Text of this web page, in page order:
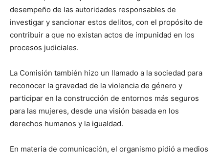
desempeño de las autoridades responsables de
investigar y sancionar estos delitos, con el propósito de
contribuir a que no existan actos de impunidad en los
procesos judiciales.
La Comisión también hizo un llamado a la sociedad para
reconocer la gravedad de la violencia de género y
participar en la construcción de entornos más seguros
para las mujeres, desde una visión basada en los
derechos humanos y la igualdad.
En materia de comunicación, el organismo pidió a medios